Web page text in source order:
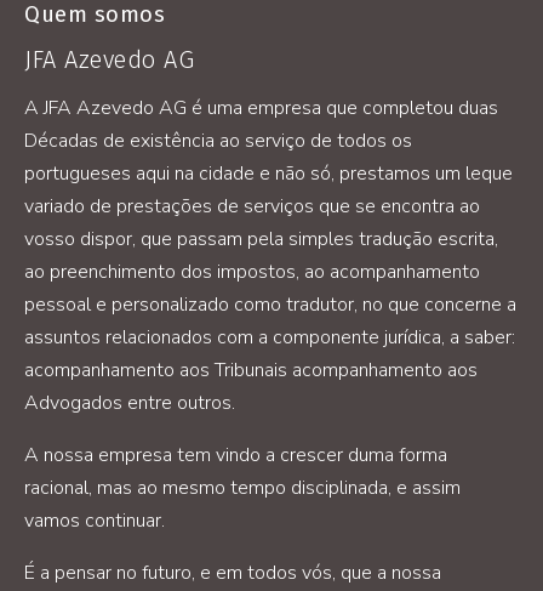
Quem somos
JFA Azevedo AG
A JFA Azevedo AG é uma empresa que completou duas
Décadas de existência ao serviço de todos os
portugueses aqui na cidade e não só, prestamos um leque
variado de prestações de serviços que se encontra ao
vosso dispor, que passam pela simples tradução escrita,
ao preenchimento dos impostos, ao acompanhamento
pessoal e personalizado como tradutor, no que concerne a
assuntos relacionados com a componente jurídica, a saber:
acompanhamento aos Tribunais acompanhamento aos
Advogados entre outros.
A nossa empresa tem vindo a crescer duma forma
racional, mas ao mesmo tempo disciplinada, e assim
vamos continuar.
É a pensar no futuro, e em todos vós, que a nossa